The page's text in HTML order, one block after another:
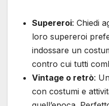
Supereroi: Chiedi
loro supereroi
indossare un
contro cui tutti
Vintage o retrò:
con costumi e